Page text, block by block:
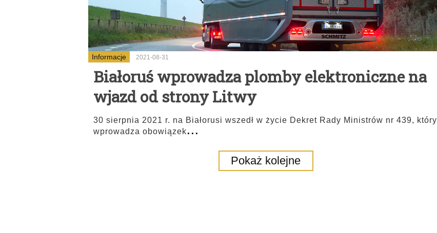
Informacje 2021-08-31
Białoruś wprowadza plomby elektroniczne na
wjazd od strony Litwy
30 sierpnia 2021 r. na Białorusi wszedł w życie Dekret Rady Ministrów nr 439, który
wprowadza obowiązek...
Pokaż kolejne